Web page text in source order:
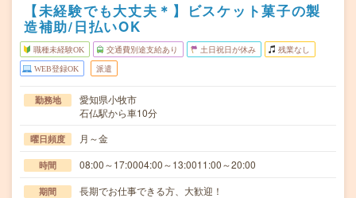
【未経験でも大丈夫＊】ビスケット菓子の製
造補助/日払いOK
職種未経験OK 交通費別途支給あり 土日祝日が休み 残業なし
WEB登録OK 派遣
勤務地
愛知県小牧市
石仏駅から車10分
曜日頻度 月～金
時間 08:00～17:0004:00～13:0011:00～20:00
期間 長期でお仕事できる方、大歓迎！